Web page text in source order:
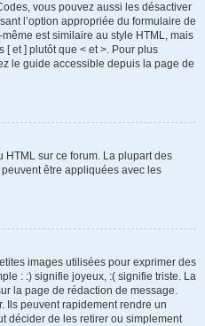
vous pouvez aussi les désactiver
l’option appropriée du formulaire de
est similaire au style HTML, mais
[ et ] plutôt que < et >. Pour plus
le guide accessible depuis la page de
HTML sur ce forum. La plupart des
être appliquées avec les
images utilisées pour exprimer des
: :) signifie joyeux, :( signifie triste. La
la page de rédaction de message.
Ils peuvent rapidement rendre un
décider de les retirer ou simplement